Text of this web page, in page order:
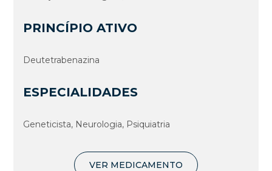
PRINCÍPIO ATIVO
Deutetrabenazina
ESPECIALIDADES
Geneticista, Neurologia, Psiquiatria
VER MEDICAMENTO